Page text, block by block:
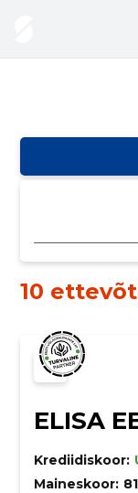
10
ELISA
Krediidiskoor:
Maineskoor: